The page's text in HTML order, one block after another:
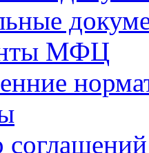
МФЦ
соглашений